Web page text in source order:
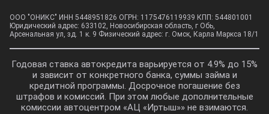
10.99% Выбрать
7.9% Выбрать
ООО "ОНИКС" ИНН 5448951826 ОГРН: 1175476119939 КПП: 544801001
Юридический адрес: 633102, Новосибирская область, г Обь,
Арсенальная ул, зд. 1 к. 9 Физический адрес: г. Омск, Карла Маркса 18/1
Годовая ставка автокредита варьируется от 4.9% до 15%
и зависит от конкретного банка, суммы займа и
кредитной программы. Досрочное погашение без
штрафов и комиссий. При этом любые дополнительные
комиссии автоцентром «АЦ «Иртыш»» не взимаются.